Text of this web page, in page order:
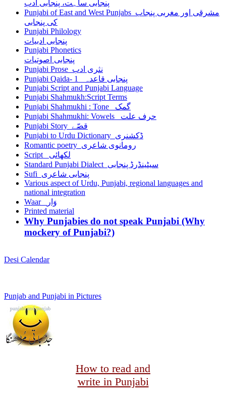
پنجابی ساہت، پنجابی ادب
Punjabi of East and West Punjabs مشرقی اور مغربی پنجاب
کی پنجابی
Punjabi Philology
پنجابی ادبیات
Punjabi Phonetics
پنجابی اصوتیات
Punjabi Prose نثری ادب
Punjabi Qaida- 1 پنجابی قاعدہ
Punjabi Script and Punjabi Language
Punjabi Shahmukh:Script Terms
Punjabi Shahmukhi : Tone گمک
Punjabi Shahmukhi: Vowels حرف علت
Punjabi Story قصّے
Punjabi to Urdu Dictionary ڈکشنری
Romantic poetry رومانوی شاعری
Script لکھائی
Standard Punjabi Dialect سیٹینڈرڈ پنجابی
Sufi پنجابی شاعری
Various aspect of Urdu, Punjabi, regional languages and
national integration
Waar وَار
Printed material
Why Punjabies do not speak Punjabi (Why
mockery of Punjabi?)
Desi Calendar
Punjab and Punjabi in Pictures
How to read and
write in Punjabi